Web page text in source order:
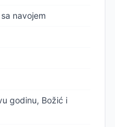
navojem
godinu, Božić i